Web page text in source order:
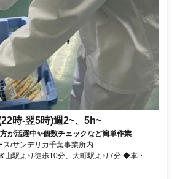
時-翌5時)週2~、5h~
が活躍中✨個数チェックなど簡単作業
/サンデリカ千葉事業所内
山駅より徒歩10分、大町駅より7分 ◆車・自